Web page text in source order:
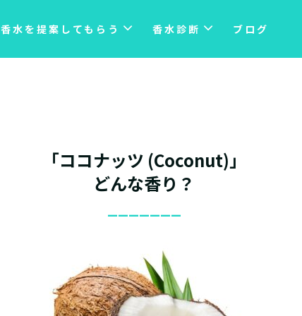
香水を提案してもらう 香水診断 ブログ
「ココナッツ (Coconut)」
どんな香り？